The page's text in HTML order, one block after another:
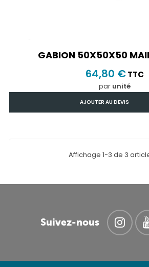
GABION 50X50X50
64,80 €TTC
par unité
AJOUTER AU DEVIS
Affichage 1-3 de 3
Suivez-nous